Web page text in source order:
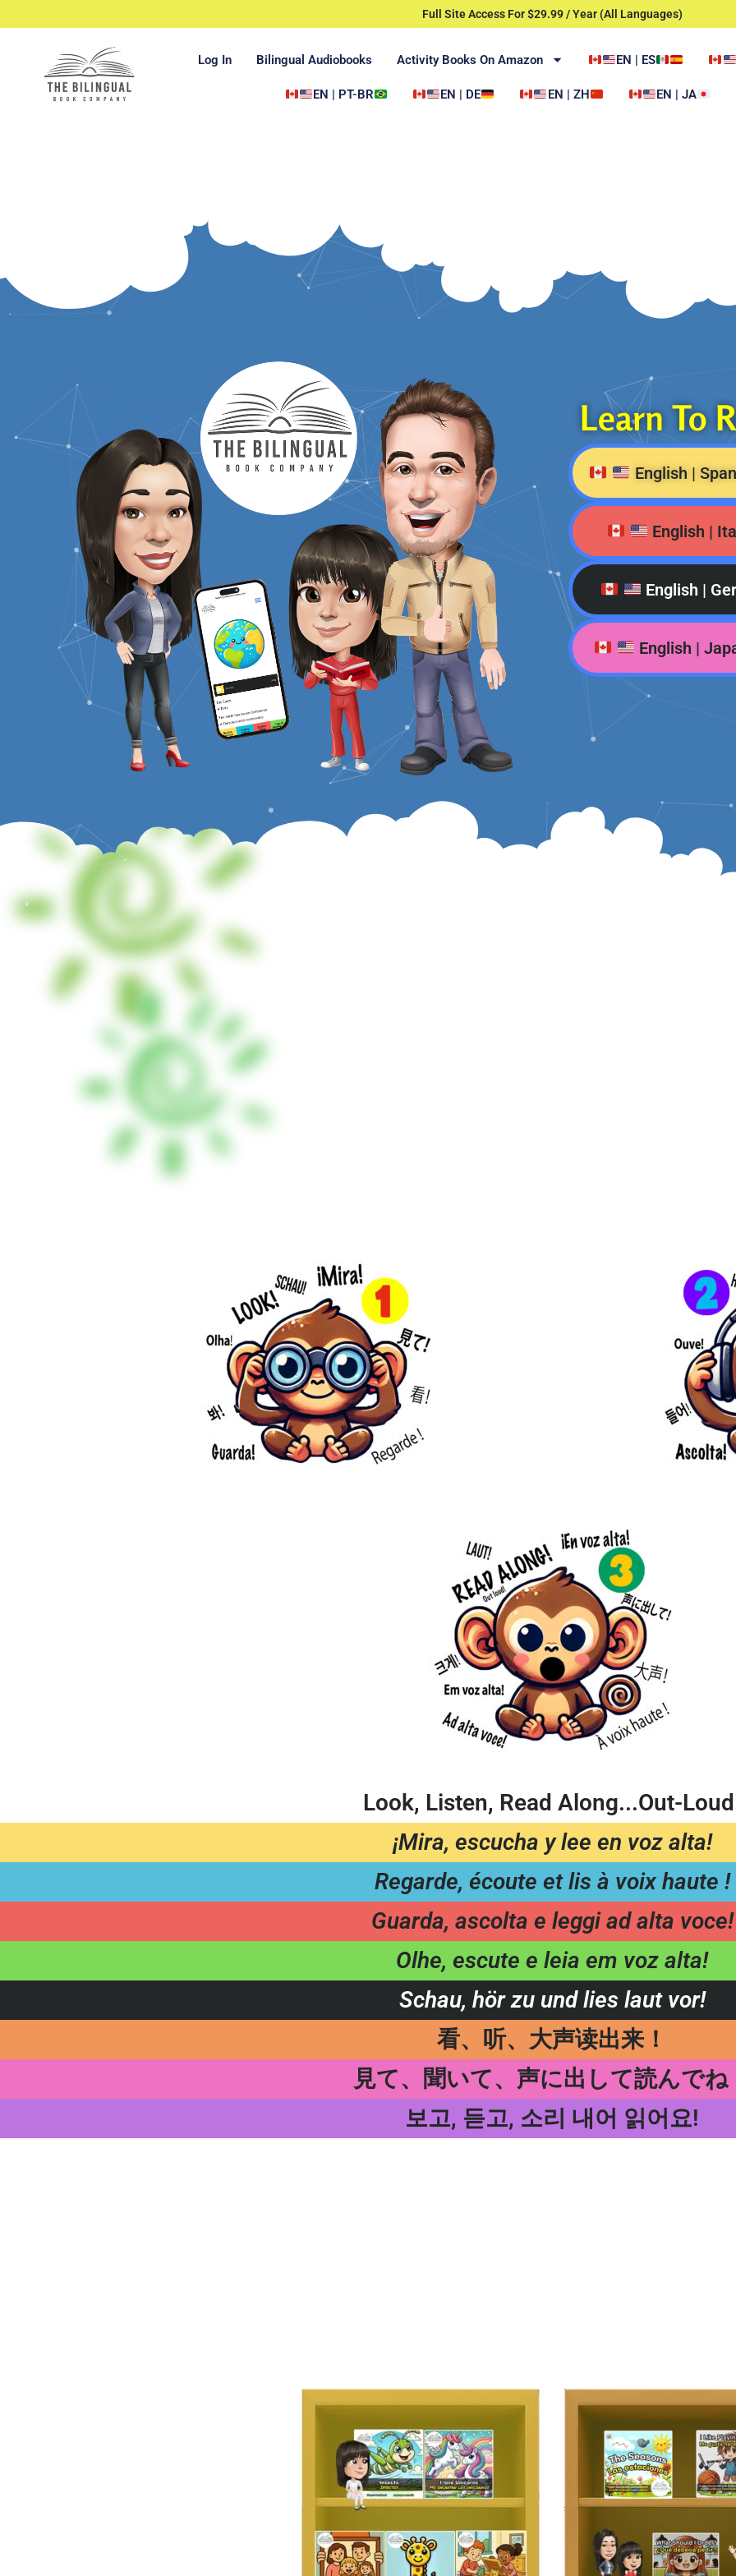
Full Site Access For $29.99 / Year (All Languages)
Log In Bilingual Audiobooks Activity Books On Amazon EN | ES
EN | PT-BR EN | DE EN | ZH EN | JA
Learn To
English |
English |
English |
English |
Look, Listen, Read Along...Out-
¡Mira, escucha y lee en voz alta!
Regarde, écoute et lis à voix haute !
Guarda, ascolta e leggi ad alta voce!
Olhe, escute e leia em voz alta!
Schau, hör zu und lies laut vor!
看、听、大声读出来！
見て、聞いて、声に出して読んでね
보고, 듣고, 소리 내어 읽어요!